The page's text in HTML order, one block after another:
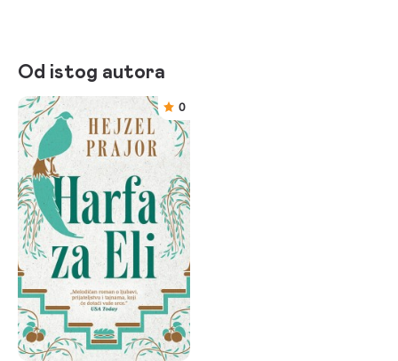
Od istog autora
0